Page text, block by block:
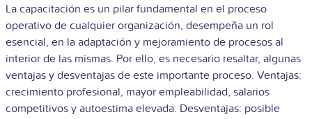
La capacitación es un pilar fundamental en el proceso
operativo de cualquier organización, desempeña un rol
esencial, en la adaptación y mejoramiento de procesos al
interior de las mismas. Por ello, es necesario resaltar, algunas
ventajas y desventajas de este importante proceso. Ventajas:
crecimiento profesional, mayor empleabilidad, salarios
competitivos y autoestima elevada. Desventajas: posible